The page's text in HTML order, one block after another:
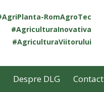
RomAgroTec
#AgriculturaInovativa
#AgriculturaViitorului
Despre DLG Contact